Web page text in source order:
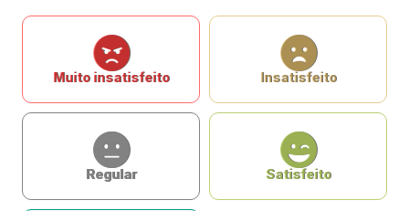
Muito insatisfeito Insatisfeito
Regular Satisfeito